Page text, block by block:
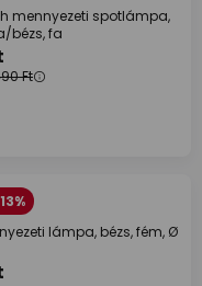
mennyezeti spotlámpa,
bézs, fa
Ft
lámpa, bézs, fém, Ø